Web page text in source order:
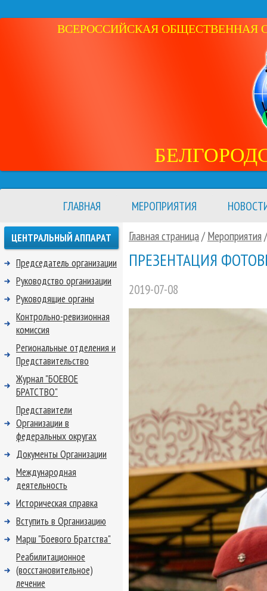
ВСЕРОССИЙСКАЯ ОБЩЕСТВЕННАЯ
ГЛАВНАЯ МЕРОПРИЯТИЯ
Главная страница/ Мероприятия
ПРЕЗЕНТАЦИЯ
2019-07-08
ЦЕНТРАЛЬНЫЙ АППАРАТ
Председатель организации
Руководство организации
Руководящие органы
Контрольно-ревизионная
комиссия
Региональные отделения и
Представительство
Журнал "БОЕВОЕ
БРАТСТВО"
Представители
Организации в
федеральных округах
Документы Организации
Международная
деятельность
Историческая справка
Вступить в Организацию
Марш "Боевого Братства"
Реабилитационное
(восстановительное)
лечение